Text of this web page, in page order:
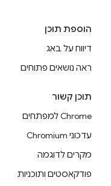
הוספת תוכן
דיווח על באג
ראה נושאים פתוחים
תוכן קשור
Chrome למפתחים
עדכוני Chromium
מקרים לדוגמה
פודקאסטים ותוכניות